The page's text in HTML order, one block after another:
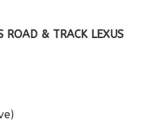
ROAD & TRACK LEXUS